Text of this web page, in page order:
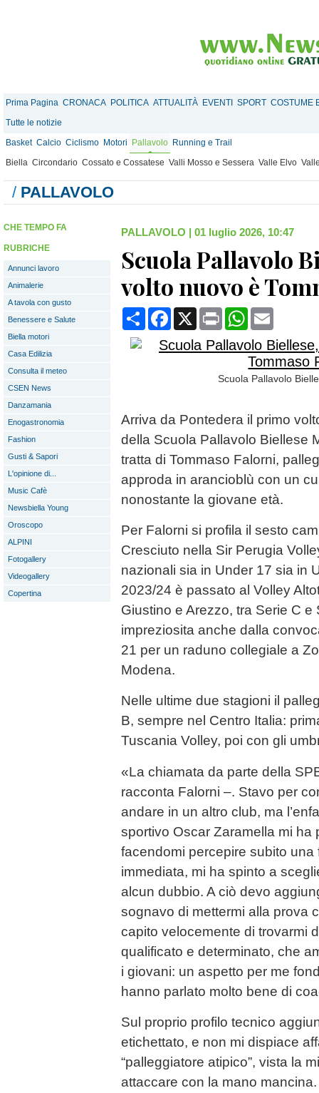
Prima Pagina CRONACA POLITICA ATTUALITÀ EVENTI SPORT COSTUME
Tutte le notizie
Basket Calcio Ciclismo Motori Pallavolo Running e Trail
Biella Circondario Cossato e Cossatese Valli Mosso e Sessera Valle Elvo
/ PALLAVOLO
CHE TEMPO FA
RUBRICHE
Annunci lavoro
Animalerie
A tavola con gusto
Benessere e Salute
Biella motori
Casa Edilizia
Consulta il meteo
CSEN News
Danzamania
Enogastronomia
Fashion
Gusti & Sapori
L'opinione di...
Music Cafè
Newsbiella Young
Oroscopo
ALPINI
Fotogallery
Videogallery
Copertina
PALLAVOLO | 01 luglio 2026, 10:47
Scuola Pallavolo
volto nuovo è
CondividiFacebook
X Print WhatsApp
Scuola Pallavolo
Arriva da Pontedera il primo
della Scuola Pallavolo Biellese
tratta di Tommaso Falorni,
approda in arancioblù con un
nonostante la giovane età.
Per Falorni si profila il sesto
Cresciuto nella Sir Perugia
nazionali sia in Under 17 sia in
2023/24 è passato al Volley
Giustino e Arezzo, tra Serie C e
impreziosita anche dalla
21 per un raduno collegiale a
Modena.
Nelle ultime due stagioni il
B, sempre nel Centro Italia:
Tuscania Volley, poi con gli
«La chiamata da parte della
racconta Falorni –. Stavo per
andare in un altro club, ma
sportivo Oscar Zaramella mi ha
facendomi percepire subito una
immediata, mi ha spinto a
alcun dubbio. A ciò devo
sognavo di mettermi alla prova
capito velocemente di trovarmi
qualificato e determinato, che
i giovani: un aspetto per me
hanno parlato molto bene di
Sul proprio profilo tecnico
etichettato, e non mi dispiace
“palleggiatore atipico”, vista la
attaccare con la mano